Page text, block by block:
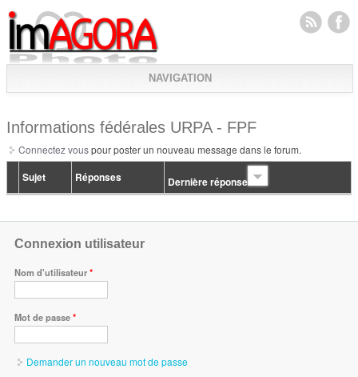
NAVIGATION
Informations fédérales URPA - FPF
Connectez vouspour poster un nouveau message dans le forum.
Sujet Réponses Dernière réponse
Connexion utilisateur
Nom d'utilisateur*
Mot de passe*
Demander un nouveau mot de passe